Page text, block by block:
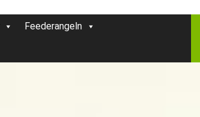
Feederangeln